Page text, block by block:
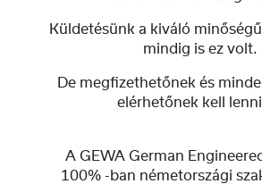
Küldetésünk a kiváló
mindig is ez volt.
De megfizethetőnek és
elérhetőnek kell
A GEWA German
100% -ban németországi